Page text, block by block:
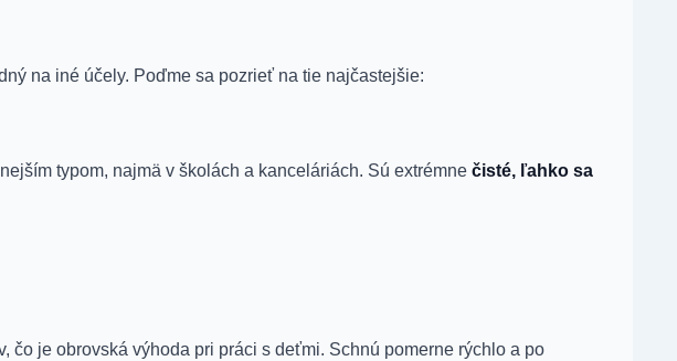
na iné účely. Poďme sa pozrieť na tie najčastejšie:
typom, najmä v školách a kanceláriách. Sú extrémne čisté, ľahko sa
čo je obrovská výhoda pri práci s deťmi. Schnú pomerne rýchlo a po